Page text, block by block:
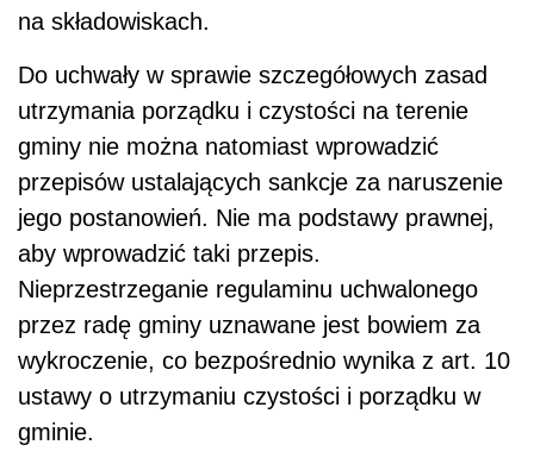
na składowiskach.
Do uchwały w sprawie szczegółowych zasad
utrzymania porządku i czystości na terenie
gminy nie można natomiast wprowadzić
przepisów ustalających sankcje za naruszenie
jego postanowień. Nie ma podstawy prawnej,
aby wprowadzić taki przepis.
Nieprzestrzeganie regulaminu uchwalonego
przez radę gminy uznawane jest bowiem za
wykroczenie, co bezpośrednio wynika z art. 10
ustawy o utrzymaniu czystości i porządku w
gminie.